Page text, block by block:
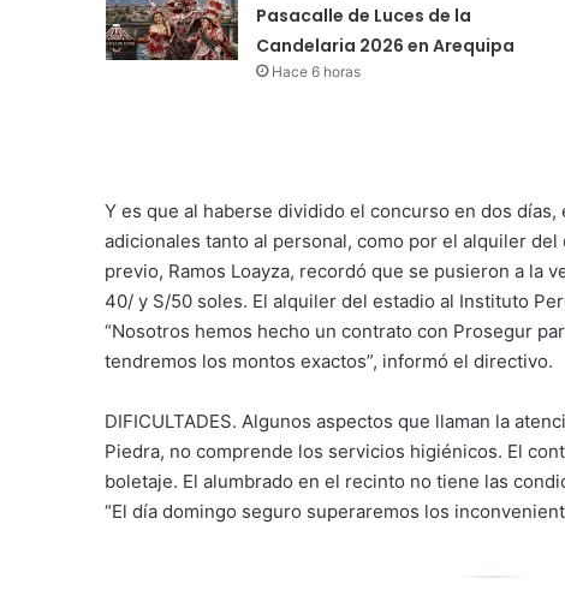
Pasacalle de Luces de la
Candelaria 2026 en Arequipa
Hace 6 horas
Y es que al haberse dividido el concurso en dos
adicionales tanto al personal, como por el alquiler
previo, Ramos Loayza, recordó que se pusieron a la
40/ y S/50 soles. El alquiler del estadio al Instituto
“Nosotros hemos hecho un contrato con Prosegur
tendremos los montos exactos”, informó el directivo.
DIFICULTADES. Algunos aspectos que llaman la
Piedra, no comprende los servicios higiénicos. El
boletaje. El alumbrado en el recinto no tiene las
“El día domingo seguro superaremos los